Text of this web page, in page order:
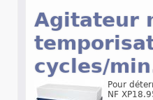
Agitateur
cycles/
Pour
NF